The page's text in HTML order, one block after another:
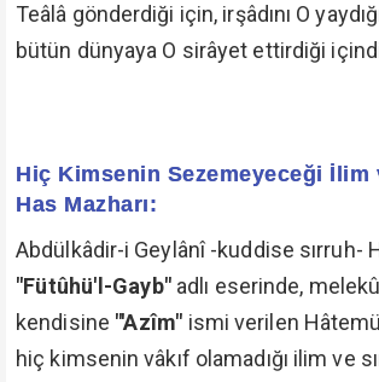
Teâlâ gönderdiği için, irşâdını O
bütün dünyaya O sirâyet ettirdiği
Hiç Kimsenin Sezemeyeceği İlim
Has Mazharı:
Abdülkâdir-i Geylânî -kuddise sırruh-
"Fütûhü'l-Gayb" adlı eserinde,
kendisine "'Azîm" ismi verilen
hiç kimsenin vâkıf olamadığı ilim ve